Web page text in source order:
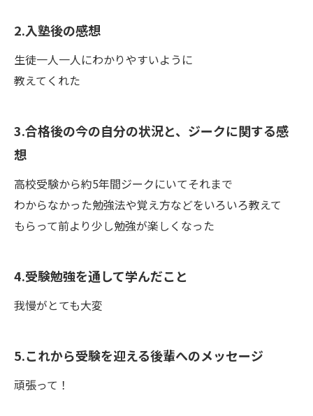
2.入塾後の感想
生徒一人一人にわかりやすいように
教えてくれた
3.合格後の今の自分の状況と、ジークに関する感
想
高校受験から約5年間ジークにいてそれまで
わからなかった勉強法や覚え方などをいろいろ教えて
もらって前より少し勉強が楽しくなった
4.受験勉強を通して学んだこと
我慢がとても大変
5.これから受験を迎える後輩へのメッセージ
頑張って！